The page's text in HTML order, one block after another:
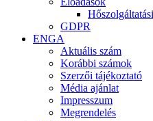
GDPR
ENGA
Aktuális szám
Korábbi számok
Szerzői tájékoztató
Média ajánlat
Impresszum
Megrendelés